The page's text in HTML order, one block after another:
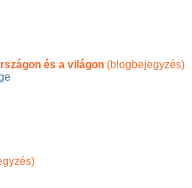
és a világon (blogbejegyzés)